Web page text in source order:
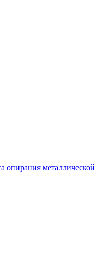
опирания металлической